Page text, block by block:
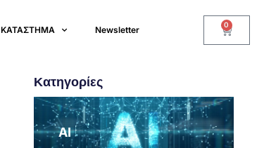
ΚΑΤΑΣΤΗΜΑ Newsletter 0
Κατηγορίες
AI